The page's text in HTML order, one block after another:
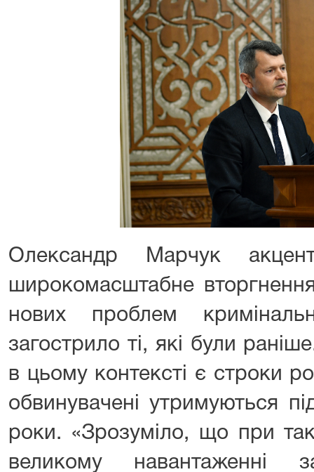
Олександр Марчук
широкомасштабне
нових проблем
загострило ті, які були
в цьому контексті є строки
обвинувачені утримуються
роки. «Зрозуміло, що при
великому навантаженні